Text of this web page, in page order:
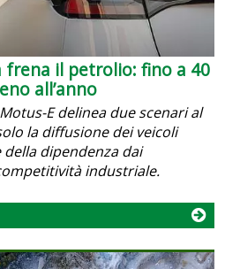
il petrolio: fino a 40
all’anno
E delinea due scenari al
la diffusione dei veicoli
dipendenza dai
industriale.